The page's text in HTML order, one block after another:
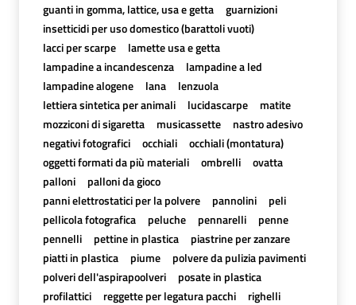
guanti in gomma, lattice, usa e getta
guarnizioni
insetticidi per uso domestico (barattoli vuoti)
lacci per scarpe
lamette usa e getta
lampadine a incandescenza
lampadine a led
lampadine alogene
lana
lenzuola
lettiera sintetica per animali
lucidascarpe
matite
mozziconi di sigaretta
musicassette
nastro adesivo
negativi fotografici
occhiali
occhiali (montatura)
oggetti formati da più materiali
ombrelli
ovatta
palloni
palloni da gioco
panni elettrostatici per la polvere
pannolini
peli
pellicola fotografica
peluche pennarelli
penne
pennelli
pettine in plastica
piastrine per zanzare
piatti in plastica
piume
polvere da pulizia pavimenti
polveri dell'aspirapoolveri
posate in plastica
profilattici
reggette per legatura pacchi
righelli